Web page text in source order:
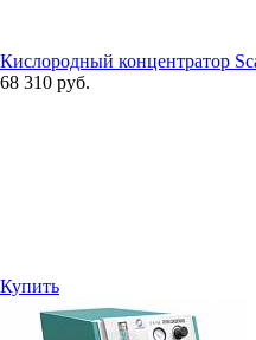
Кислородный концентратор
68 310 руб.
Купить